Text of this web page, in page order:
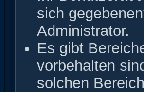
sich
Administrator.
Es gibt
vorbehalten
solchen